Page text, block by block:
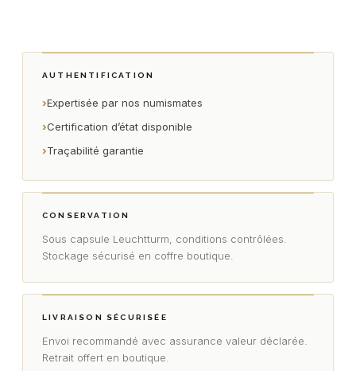
AUTHENTIFICATION
›Expertisée par nos numismates
›Certification d’état disponible
›Traçabilité garantie
CONSERVATION
Sous capsule Leuchtturm, conditions contrôlées.
Stockage sécurisé en coffre boutique.
LIVRAISON SÉCURISÉE
Envoi recommandé avec assurance valeur déclarée.
Retrait offert en boutique.